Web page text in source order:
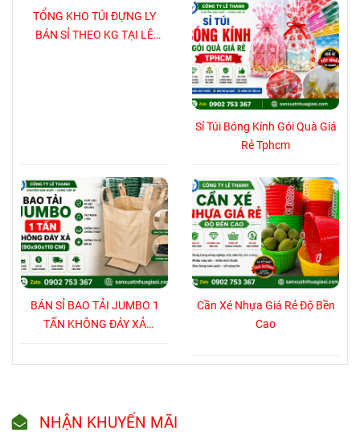
tốt, miễn phí vận chuyển.Mọi thắc mắc
về sản phẩm và bảng giá, quý khách hay
gọi ngay với chúng tôi để được tư vấn và
Mọi chi tiết xin vui lòng liên hệ:
Công ty TNHH SX TM XNK Lê Thanh
Địa chỉ:
D15/26/1A, Võ Văn Vân, ấp 4B, xã
Vĩnh Lộc B, huyện Bình Chánh, tp.HCM
Hotline/zalo: 0902 753 367 - 0906 783 367
Email: sanxuatnhuagiasi@gmail.com
Website:
https://sanxuatnhuagiasi.com
TỔNG KHO TÚI ĐỰNG LY
BÁN SỈ THEO KG TẠI LÊ
Sỉ Túi Bóng Kính Gói Quà Giá
Rẻ Tphcm
BÁN SỈ BAO TẢI JUMBO 1
TẤN KHÔNG ĐÁY XẢ
Cần Xé Nhựa Giá Rẻ Độ Bền
Cao
NHẬN KHUYẾN MÃI